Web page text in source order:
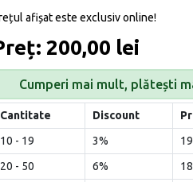
afișat este exclusiv online!
200,00 lei
Cumperi mai mult, plătești
Cantitate Discount
10 - 19
3%
20 - 50
6%